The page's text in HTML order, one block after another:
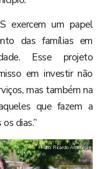
exercem um papel
das famílias em
Esse projeto
em investir não
mas também na
que fazem a
dias.”
Foto: Ricardo Amanajás